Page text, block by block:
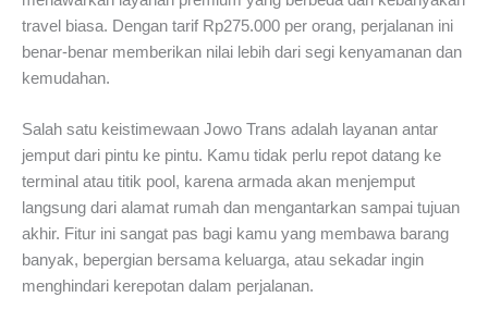
travel biasa. Dengan tarif Rp275.000 per orang, perjalanan ini
benar-benar memberikan nilai lebih dari segi kenyamanan dan
kemudahan.
Salah satu keistimewaan Jowo Trans adalah layanan antar
jemput dari pintu ke pintu. Kamu tidak perlu repot datang ke
terminal atau titik pool, karena armada akan menjemput
langsung dari alamat rumah dan mengantarkan sampai tujuan
akhir. Fitur ini sangat pas bagi kamu yang membawa barang
banyak, bepergian bersama keluarga, atau sekadar ingin
menghindari kerepotan dalam perjalanan.